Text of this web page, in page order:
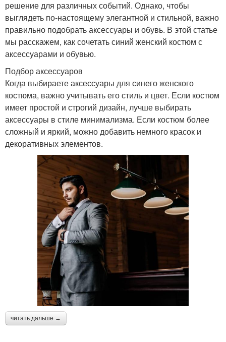
решение для различных событий. Однако, чтобы
выглядеть по-настоящему элегантной и стильной, важно
правильно подобрать аксессуары и обувь. В этой статье
мы расскажем, как сочетать синий женский костюм с
аксессуарами и обувью.
Подбор аксессуаров
Когда выбираете аксессуары для синего женского
костюма, важно учитывать его стиль и цвет. Если костюм
имеет простой и строгий дизайн, лучше выбирать
аксессуары в стиле минимализма. Если костюм более
сложный и яркий, можно добавить немного красок и
декоративных элементов.
читать дальше →